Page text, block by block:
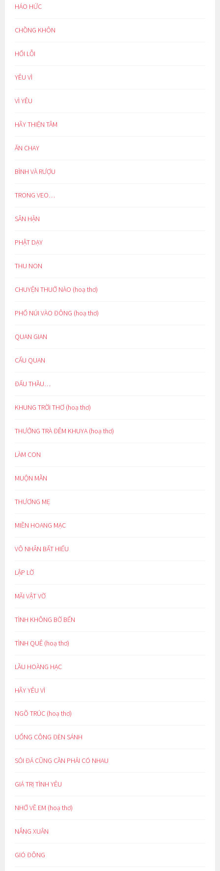
HÁO HỨC
CHỒNG KHÔN
HỐI LỖI
YÊU VÌ
VÌ YÊU
HÃY THIỆN TÂM
ĂN CHAY
BÌNH VÀ RƯỢU
TRONG VEO…
SÂN HẬN
PHẬT DẠY
THU NON
CHUYỆN THUỞ NÀO (hoạ thơ)
PHỐ NÚI VÀO ĐÔNG (hoạ thơ)
QUAN GIAN
CẨU QUAN
ĐẤU THẦU…
KHUNG TRỜI THƠ (hoạ thơ)
THƯỞNG TRÀ ĐÊM KHUYA (hoạ thơ)
LÀM CON
MUỘN MẰN
THƯƠNG MẸ
MIỀN HOANG MẠC
VÔ NHÂN BẤT HIẾU
LẬP LỜ
MÃI VẬT VỜ
TÌNH KHÔNG BỜ BẾN
TÌNH QUÊ (hoạ thơ)
LẦU HOÀNG HẠC
HÃY YÊU VÌ
NGÕ TRÚC (hoạ thơ)
UỔNG CÔNG ĐÈN SÁNH
SỎI ĐÁ CŨNG CẦN PHẢI CÓ NHAU
GIÁ TRỊ TÌNH YÊU
NHỚ VỀ EM (hoạ thơ)
NẮNG XUÂN
GIÓ ĐÔNG